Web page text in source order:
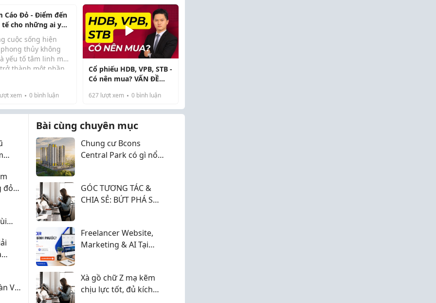
Một trong những item
gây chú ý gần đây là q...
Cáo Đỏ - Điểm đến
cho những ai yêu
đồ phong thủy
cuộc sống hiện
thủy không
yếu tố tâm linh mà
thành một phần
lại sự bình an. Nếu
tìm kiếm
xem 0 bình luận
Cổ phiếu HDB, VPB, STB -
Có nên mua? VẤN ĐỀ
hình kinh doanh của
ngân hàng bán lẻ
627lượt xem 0bình luận
đỏ
Và
Bài cùng chuyên mục
Chung cư Bcons
Central Park có gì nổi
GÓC TƯƠNG TÁC &
CHIA SẺ: BỨT PHÁ SỰ
TIMVIEC365
Freelancer Website,
Marketing & AI Tại
Xà gồ chữ Z mạ kẽm
chịu lực tốt, đủ kích